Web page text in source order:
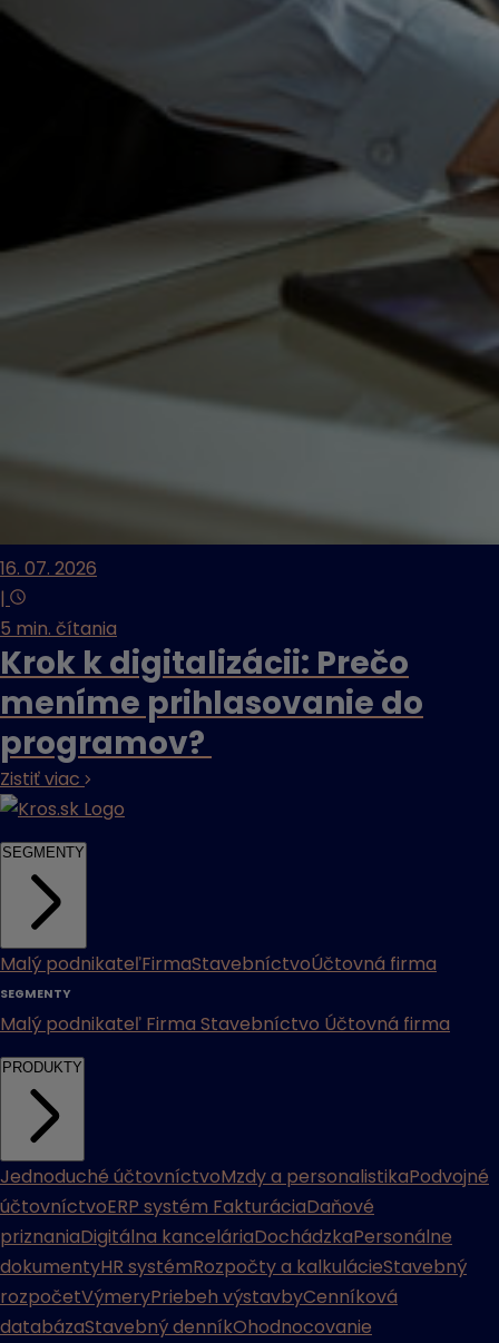
16. 07. 2026
|
5 min. čítania
Krok k digitalizácii: Prečo
meníme prihlasovanie do
programov?
Zistiť viac
SEGMENTY
Malý podnikateľFirmaStavebníctvoÚčtovná firma
SEGMENTY
Malý podnikateľ Firma Stavebníctvo Účtovná firma
PRODUKTY
Jednoduché účtovníctvoMzdy a personalistikaPodvojné
účtovníctvoERP systém FakturáciaDaňové
priznaniaDigitálna kanceláriaDochádzkaPersonálne
dokumentyHR systémRozpočty a kalkulácieStavebný
rozpočetVýmeryPriebeh výstavbyCenníková
databázaStavebný denníkOhodnocovanie